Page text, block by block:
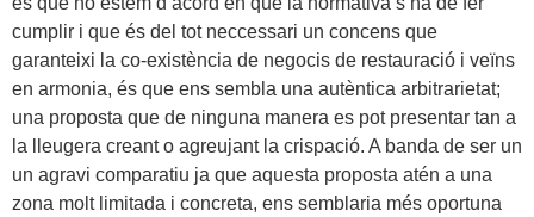
cumplir i que és del tot neccessari un concens que
garanteixi la co-existència de negocis de restauració i veïns
en armonia, és que ens sembla una autèntica arbitrarietat;
una proposta que de ninguna manera es pot presentar tan a
la lleugera creant o agreujant la crispació. A banda de ser un
un agravi comparatiu ja que aquesta proposta atén a una
zona molt limitada i concreta, ens semblaria més oportuna